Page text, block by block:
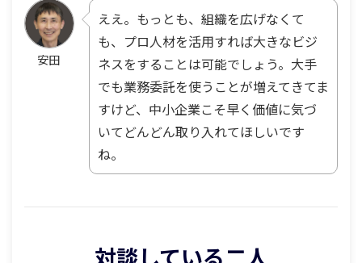
安田
ええ。もっとも、組織を広げなくて
も、プロ人材を活用すれば大きなビジ
ネスをすることは可能でしょう。大手
でも業務委託を使うことが増えてきてま
すけど、中小企業こそ早く価値に気づ
いてどんどん取り入れてほしいです
ね。